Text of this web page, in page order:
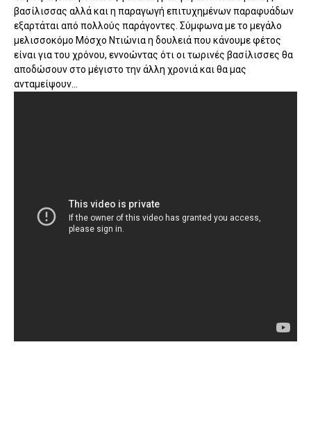
βασίλισσας αλλά και η παραγωγή επιτυχημένων παραφυάδων
εξαρτάται από πολλούς παράγοντες. Σύμφωνα με το μεγάλο
μελισσοκόμο Μόσχο Ντιώνια η δουλειά που κάνουμε φέτος
είναι για του χρόνου, εννοώντας ότι οι τωρινές βασίλισσες θα
αποδώσουν στο μέγιστο την άλλη χρονιά και θα μας
ανταμείψουν...